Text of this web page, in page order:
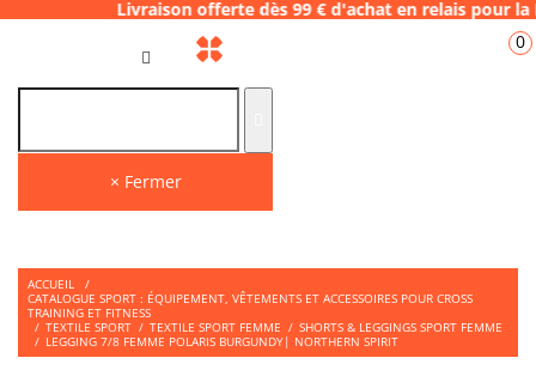
offerte dès 99 € d'achat en
× Fermer
0
ACCUEIL
/
CATALOGUE SPORT : ÉQUIPEMENT, VÊTEMENTS ET ACCESSOIRES POUR CROSS
TRAINING ET FITNESS
/ TEXTILE SPORT / TEXTILE SPORT FEMME / SHORTS & LEGGINGS SPORT FEMME
/ LEGGING 7/8 FEMME POLARIS BURGUNDY| NORTHERN SPIRIT